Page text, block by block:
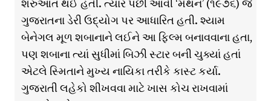
શરુઆત થઈ હતી. ત્યાર પછી આવી ‘મંથન’ (૧૯૭૬) જે
ગુજરાતના ડેરી ઉદ્યોગ પર આધારિત હતી. શ્યામ
બેનેગલ મૂળ શબાનાને લઈને આ ફિલ્મ બનાવવાના હતા,
પણ શબાના ત્યાં સુધીમાં બિઝી સ્ટાર બની ચુક્યાં હતાં
એટલે સ્મિતાને મુખ્ય નાયિકા તરીકે કાસ્ટ કર્યા.
ગુજરાતી લહેકો શીખવવા માટે ખાસ કોચ રાખવામાં